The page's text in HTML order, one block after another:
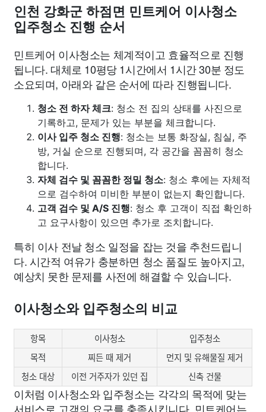
인천 강화군 하점면 민트케어 이사청소
입주청소 진행 순서
민트케어 이사청소는 체계적이고 효율적으로 진행
됩니다. 대체로 10평당 1시간에서 1시간 30분 정도
소요되며, 아래와 같은 순서에 따라 진행됩니다.
청소 전 하자 체크: 청소 전 집의 상태를 사진으로
기록하고, 문제가 있는 부분을 체크합니다.
이사 입주 청소 진행: 청소는 보통 화장실, 침실, 주
방, 거실 순으로 진행되며, 각 공간을 꼼꼼히 청소
합니다.
자체 검수 및 꼼꼼한 정밀 청소: 청소 후에는 자체적
으로 검수하여 미비한 부분이 없는지 확인합니다.
고객 검수 및 A/S 진행: 청소 후 고객이 직접 확인하
고 요구사항이 있으면 추가로 조치합니다.
특히 이사 전날 청소 일정을 잡는 것을 추천드립니
다. 시간적 여유가 충분하면 청소 품질도 높아지고,
예상치 못한 문제를 사전에 해결할 수 있습니다.
이사청소와 입주청소의 비교
항목 이사청소
입주청소
목적
찌든 때 제거
먼지 및 유해물질 제거
청소 대상
이전 거주자가 있던 집 신축 건물
이처럼 이사청소와 입주청소는 각각의 목적에 맞는
서비스로 고객의 요구를 충족시킵니다. 민트케어는